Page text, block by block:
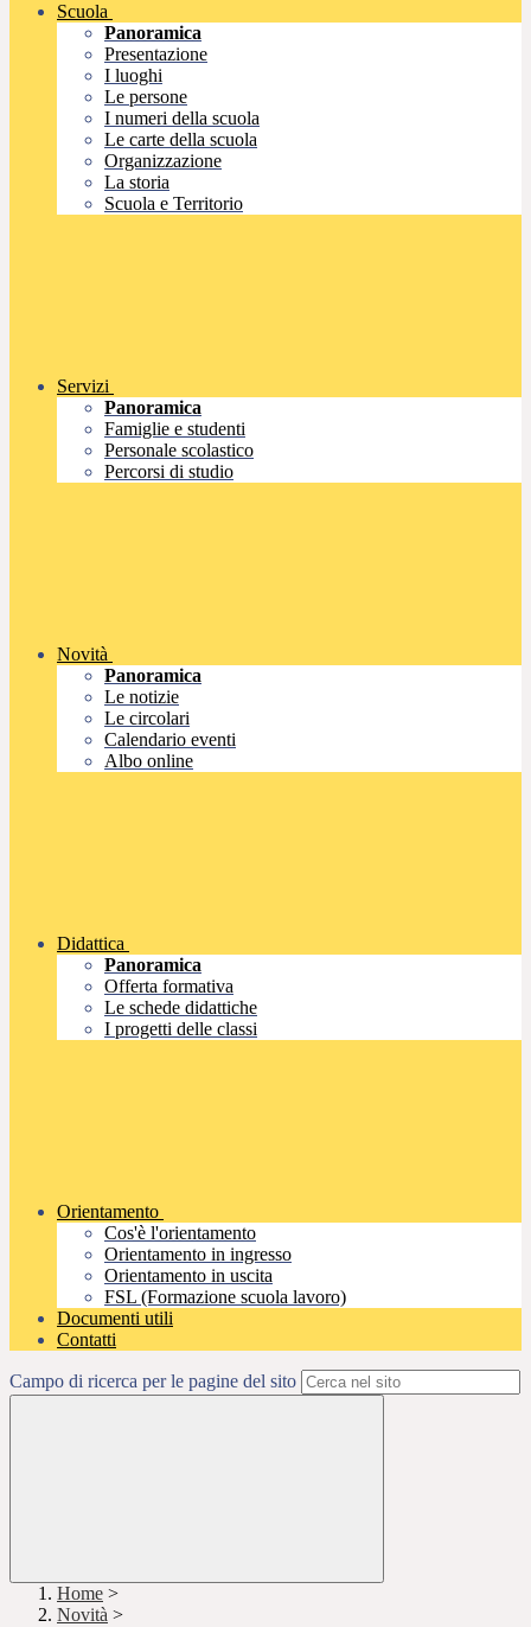
Scuola
Panoramica
Presentazione
I luoghi
Le persone
I numeri della scuola
Le carte della scuola
Organizzazione
La storia
Scuola e Territorio
Servizi
Panoramica
Famiglie e studenti
Personale scolastico
Percorsi di studio
Novità
Panoramica
Le notizie
Le circolari
Calendario eventi
Albo online
Didattica
Panoramica
Offerta formativa
Le schede didattiche
I progetti delle classi
Orientamento
Cos'è l'orientamento
Orientamento in ingresso
Orientamento in uscita
FSL (Formazione scuola lavoro)
Documenti utili
Contatti
Campo di ricerca per le pagine del sito
Home >
Novità >